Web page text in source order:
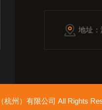
地址：
杭州）有限公司 All Rights